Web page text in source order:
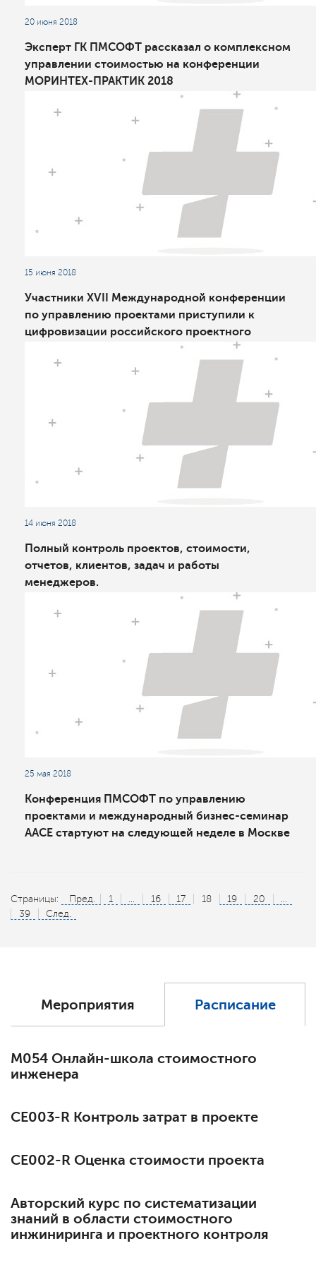
20 июня 2018
Эксперт ГК ПМСОФТ рассказал о комплексном
управлении стоимостью на конференции
МОРИНТЕХ-ПРАКТИК 2018
15 июня 2018
Участники XVII Международной конференции
по управлению проектами приступили к
цифровизации российского проектного
14 июня 2018
Полный контроль проектов, стоимости,
отчетов, клиентов, задач и работы
менеджеров.
25 мая 2018
Конференция ПМСОФТ по управлению
проектами и международный бизнес-семинар
AACE стартуют на следующей неделе в Москве
Страницы: Пред. 1 ... 16 17 18 19 20
...
39
След.
Мероприятия Расписание
М054 Онлайн-школа стоимостного
инженера
СЕ003-R Контроль затрат в проекте
СЕ002-R Оценка стоимости проекта
Авторский курс по систематизации
знаний в области стоимостного
инжиниринга и проектного контроля